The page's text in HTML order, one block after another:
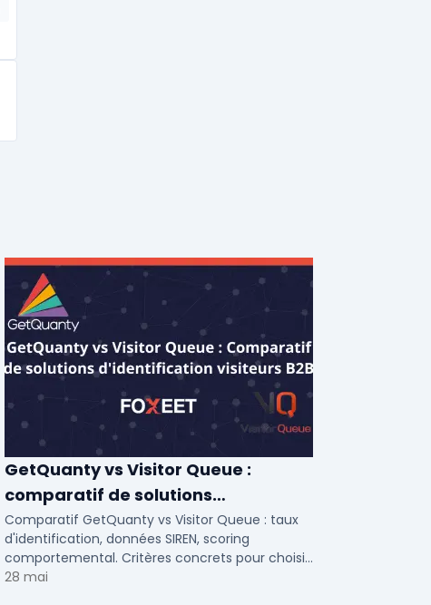
GetQuanty vs Visitor Queue :
comparatif de solutions
d'identification visiteurs B2B
Comparatif GetQuanty vs Visitor Queue : taux
d'identification, données SIREN, scoring
comportemental. Critères concrets pour choisir
votre solution de lead generation B2B en PME et
28 mai